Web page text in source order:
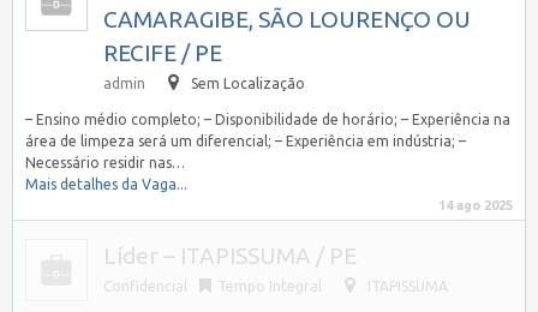
CAMARAGIBE, SÃO LOURENÇO OU
RECIFE / PE
admin Sem Localização
– Ensino médio completo; – Disponibilidade de horário; – Experiência na
área de limpeza será um diferencial; – Experiência em indústria; –
Necessário residir nas…
Mais detalhes da Vaga...
14 ago 2025
Líder – ITAPISSUMA / PE
Confidencial Tempo Integral ITAPISSUMA